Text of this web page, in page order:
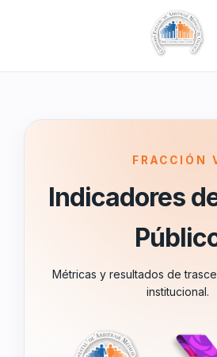
FRACCIÓN
Indicadores
Métricas y resultados de
institucional.